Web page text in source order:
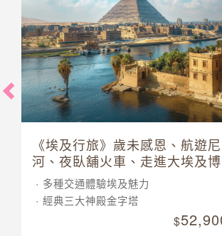
《埃及行旅》歲未感恩、航遊
河、夜臥舖火車、走進大埃及
館 10 日
多種交通體驗埃及魅力
經典三大神殿金字塔